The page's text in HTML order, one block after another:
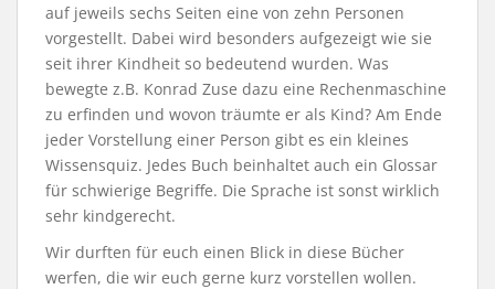
auf jeweils sechs Seiten eine von zehn Personen
vorgestellt. Dabei wird besonders aufgezeigt wie sie
seit ihrer Kindheit so bedeutend wurden. Was
bewegte z.B. Konrad Zuse dazu eine Rechenmaschine
zu erfinden und wovon träumte er als Kind? Am Ende
jeder Vorstellung einer Person gibt es ein kleines
Wissensquiz. Jedes Buch beinhaltet auch ein Glossar
für schwierige Begriffe. Die Sprache ist sonst wirklich
sehr kindgerecht.
Wir durften für euch einen Blick in diese Bücher
werfen, die wir euch gerne kurz vorstellen wollen.